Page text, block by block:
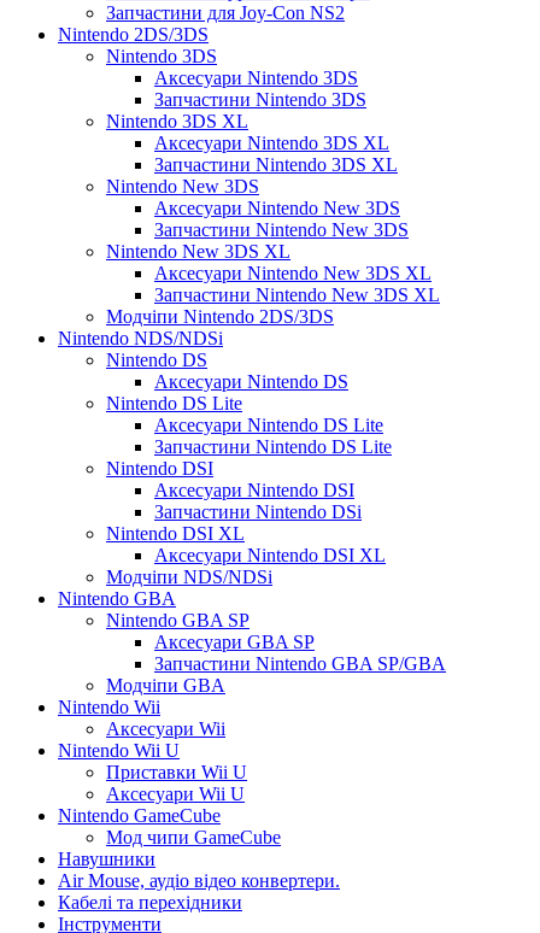
Запчастини для Joy-Con NS2
Nintendo 2DS/3DS
Nintendo 3DS
Аксесуари Nintendo 3DS
Запчастини Nintendo 3DS
Nintendo 3DS XL
Аксесуари Nintendo 3DS XL
Запчастини Nintendo 3DS XL
Nintendo New 3DS
Аксесуари Nintendo New 3DS
Запчастини Nintendo New 3DS
Nintendo New 3DS XL
Аксесуари Nintendo New 3DS XL
Запчастини Nintendo New 3DS XL
Модчіпи Nintendo 2DS/3DS
Nintendo NDS/NDSi
Nintendo DS
Аксесуари Nintendo DS
Nintendo DS Lite
Аксесуари Nintendo DS Lite
Запчастини Nintendo DS Lite
Nintendo DSI
Аксесуари Nintendo DSI
Запчастини Nintendo DSi
Nintendo DSI XL
Аксесуари Nintendo DSI XL
Модчіпи NDS/NDSi
Nintendo GBA
Nintendo GBA SP
Аксесуари GBA SP
Запчастини Nintendo GBA SP/GBA
Модчіпи GBA
Nintendo Wii
Аксесуари Wii
Nintendo Wii U
Приставки Wii U
Аксесуари Wii U
Nintendo GameCube
Мод чипи GameCube
Навушники
Air Mouse, аудіо відео конвертери.
Кабелі та перехідники
Інструменти